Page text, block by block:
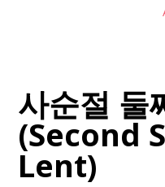
사순절 둘
(Second
Lent)